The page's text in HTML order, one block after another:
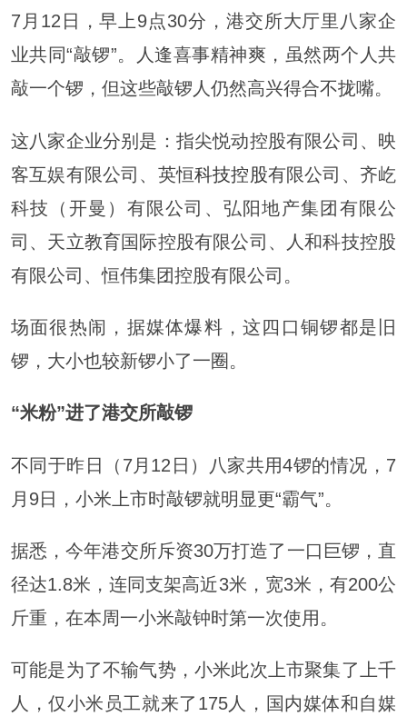
7月12日，早上9点30分，港交所大厅里八家企
业共同“敲锣”。人逢喜事精神爽，虽然两个人共
敲一个锣，但这些敲锣人仍然高兴得合不拢嘴。
这八家企业分别是：指尖悦动控股有限公司、映
客互娱有限公司、英恒科技控股有限公司、齐屹
科技（开曼）有限公司、弘阳地产集团有限公
司、天立教育国际控股有限公司、人和科技控股
有限公司、恒伟集团控股有限公司。
场面很热闹，据媒体爆料，这四口铜锣都是旧
锣，大小也较新锣小了一圈。
“米粉”进了港交所敲锣
不同于昨日（7月12日）八家共用4锣的情况，7
月9日，小米上市时敲锣就明显更“霸气”。
据悉，今年港交所斥资30万打造了一口巨锣，直
径达1.8米，连同支架高近3米，宽3米，有200公
斤重，在本周一小米敲钟时第一次使用。
可能是为了不输气势，小米此次上市聚集了上千
人，仅小米员工就来了175人，国内媒体和自媒